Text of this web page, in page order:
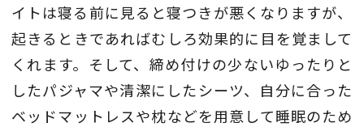
イトは寝る前に見ると寝つきが悪くなりますが、
起きるときであればむしろ効果的に目を覚まして
くれます。そして、締め付けの少ないゆったりと
したパジャマや清潔にしたシーツ、自分に合った
ベッドマットレスや枕などを用意して睡眠のため